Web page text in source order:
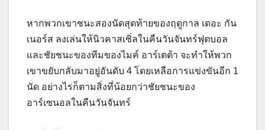
หากพวกเขาชนะสองนัดสุดท้ายของฤดูกาล เดอะ กัน
เนอร์ส ลงเล่นให้นิวคาสเซิ่ลในคืนวันจันทร์ฟุตบอล
และชัยชนะของทีมของไมค์ อาร์เตต้า จะทําให้พวก
เขาขยับกลับมาอยู่อันดับ 4 โดยเหลือการแข่งขันอีก 1
นัด อย่างไรก็ตามสิ่งที่น้อยกว่าชัยชนะของ
อาร์เซนอลในคืนวันจันทร์